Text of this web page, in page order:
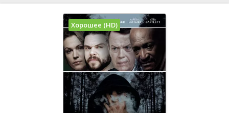
Хорошее (HD)